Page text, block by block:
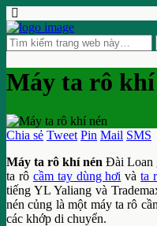
Máy ta rô
Chia sẻ Tweet Pin Mail SMS
Máy ta rô khí nén Đài Loan
ta rô cầm tay dùng hơi vàta
tiếng YL Yaliang và
nén củng là một máy ta rô
các khớp di chuyển.